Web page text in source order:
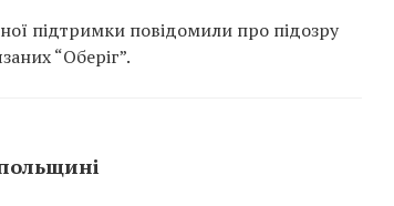
підтримки повідомили про підозру
“Оберіг”.